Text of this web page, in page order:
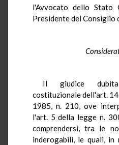
l'Avvocato dello Stato
Presidente del Consiglio
Il giudice
costituzionale dell'art.
1985, n. 210, ove
l'art. 5 della legge n.
comprendersi, tra le
inderogabili, le quali,